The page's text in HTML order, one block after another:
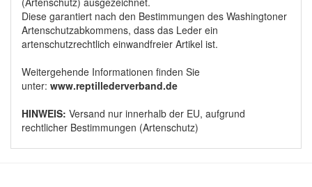
Diese garantiert nach den Bestimmungen des Washingtoner
Artenschutzabkommens, dass das Leder ein
artenschutzrechtlich einwandfreier Artikel ist.
Weitergehende Informationen finden Sie
unter: www.reptillederverband.de
HINWEIS: Versand nur innerhalb der EU, aufgrund
rechtlicher Bestimmungen (Artenschutz)